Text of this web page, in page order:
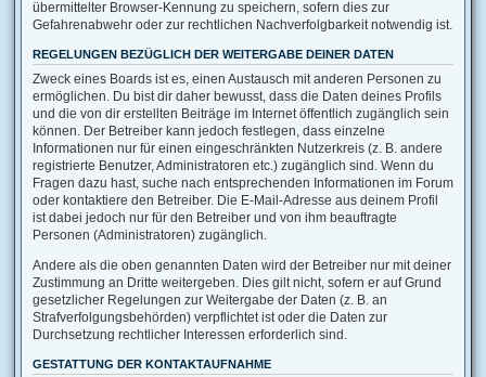
übermittelter Browser-Kennung zu speichern, sofern dies zur
Gefahrenabwehr oder zur rechtlichen Nachverfolgbarkeit notwendig ist.
REGELUNGEN BEZÜGLICH DER WEITERGABE DEINER DATEN
Zweck eines Boards ist es, einen Austausch mit anderen Personen zu
ermöglichen. Du bist dir daher bewusst, dass die Daten deines Profils
und die von dir erstellten Beiträge im Internet öffentlich zugänglich sein
können. Der Betreiber kann jedoch festlegen, dass einzelne
Informationen nur für einen eingeschränkten Nutzerkreis (z. B. andere
registrierte Benutzer, Administratoren etc.) zugänglich sind. Wenn du
Fragen dazu hast, suche nach entsprechenden Informationen im Forum
oder kontaktiere den Betreiber. Die E-Mail-Adresse aus deinem Profil
ist dabei jedoch nur für den Betreiber und von ihm beauftragte
Personen (Administratoren) zugänglich.
Andere als die oben genannten Daten wird der Betreiber nur mit deiner
Zustimmung an Dritte weitergeben. Dies gilt nicht, sofern er auf Grund
gesetzlicher Regelungen zur Weitergabe der Daten (z. B. an
Strafverfolgungsbehörden) verpflichtet ist oder die Daten zur
Durchsetzung rechtlicher Interessen erforderlich sind.
GESTATTUNG DER KONTAKTAUFNAHME